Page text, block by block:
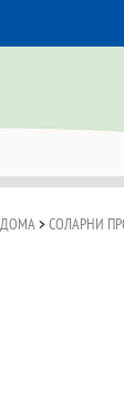
ДОМА >СОЛАРНИ